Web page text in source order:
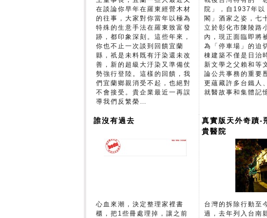
在談論你早年在羅東經營木材
的往事，大家對你當年以極為
特殊的生意手法在羅東致富發
跡，都印象深刻。這些年來，
你也不止一次談到回饋宜蘭
縣，祇是未料既有汙染還未改
善，新的超級大汙染又準備仗
勢強行登陸。這樣的回饋，我
們宜蘭鄉親消受不起，也絕對
不會接受。貴企業最近一再誤
導我們反繁榮…
院」，自1937年以
閣」酒家之姿，七
立於彰化市陳陵路
內，現正面臨即將
為「停車場」的迫
棟建築不僅是日治
新文學之父賴和等
論公共事務的重要
更蘊藏許多台鐵人
就醫故事和集體記
誰沒有過去
心血來潮，決定整理家裡書
櫃，把1些冊處理掉，讓之前
真實版天外奇蹟-
貴醫院
台灣的拆除行動至
過，去年列入台南